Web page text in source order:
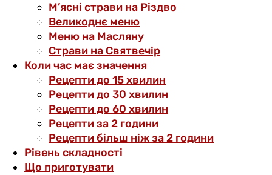
М’ясні страви на Різдво
Великоднє меню
Меню на Масляну
Страви на Святвечір
Коли час має значення
Рецепти до 15 хвилин
Рецепти до 30 хвилин
Рецепти до 60 хвилин
Рецепти за 2 години
Рецепти більш ніж за 2 години
Рівень складності
Що приготувати